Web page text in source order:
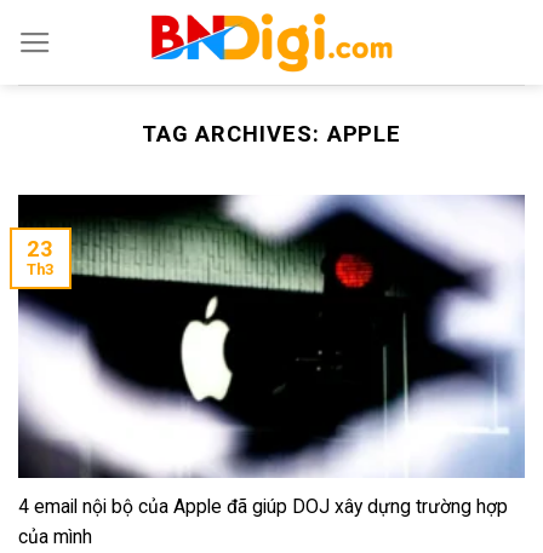
content
TAG ARCHIVES: APPLE
4 email nội bộ của Apple đã giúp DOJ xây dựng trường hợp
của mình
23
Th3